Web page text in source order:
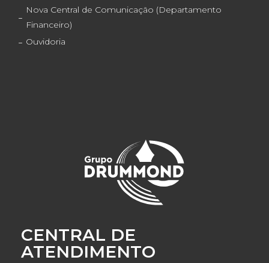
Nova Central de Comunicação (Departamento
Financeiro)
Ouvidoria
CENTRAL DE
ATENDIMENTO